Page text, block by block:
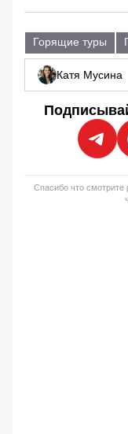
Горящие туры
Катя Мусина
Спасибо что смотрите